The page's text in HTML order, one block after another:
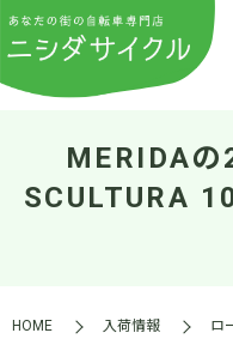
MERIDA
SCULTURA
HOME 入荷情報
ロ